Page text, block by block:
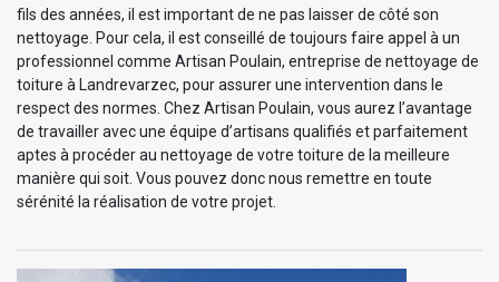
fils des années, il est important de ne pas laisser de côté son
nettoyage. Pour cela, il est conseillé de toujours faire appel à un
professionnel comme Artisan Poulain, entreprise de nettoyage de
toiture à Landrevarzec, pour assurer une intervention dans le
respect des normes. Chez Artisan Poulain, vous aurez l’avantage
de travailler avec une équipe d’artisans qualifiés et parfaitement
aptes à procéder au nettoyage de votre toiture de la meilleure
manière qui soit. Vous pouvez donc nous remettre en toute
sérénité la réalisation de votre projet.